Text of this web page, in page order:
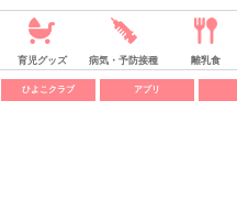
育児グッズ 病気・予防接種 離乳食
ひよこクラブ アプリ